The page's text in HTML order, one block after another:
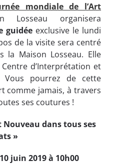
mondiale de l’Art
organisera
guidée exclusive le lundi
de la visite sera centré
la Maison Losseau. Elle
d’Interprétation et
Vous pourrez de cette
comme jamais, à travers
ses coutures !
Nouveau dans tous ses
»
juin 2019 à 10h00